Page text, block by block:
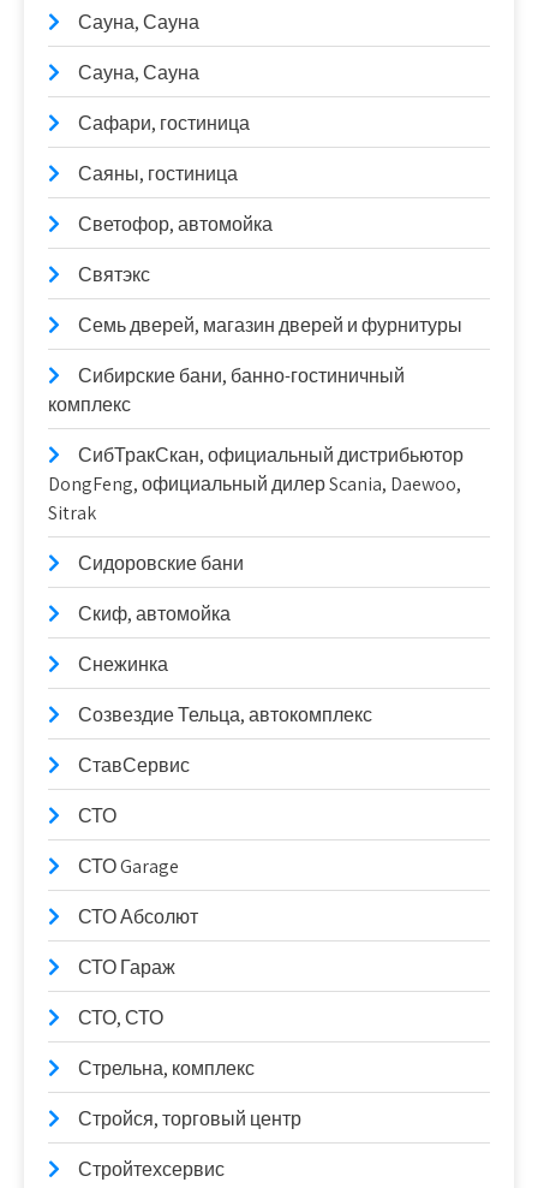
Сауна, Сауна
Сауна, Сауна
Сафари, гостиница
Саяны, гостиница
Светофор, автомойка
Святэкс
Семь дверей, магазин дверей и фурнитуры
Сибирские бани, банно-гостиничный
комплекс
СибТракСкан, официальный дистрибьютор
DongFeng, официальный дилер Scania, Daewoo,
Sitrak
Сидоровские бани
Скиф, автомойка
Снежинка
Созвездие Тельца, автокомплекс
СтавСервис
СТО
СТО Garage
СТО Абсолют
СТО Гараж
СТО, СТО
Стрельна, комплекс
Стройся, торговый центр
Стройтехсервис